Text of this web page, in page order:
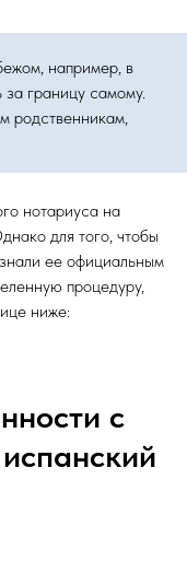
например, в
границу самому.
родственникам,
нотариуса на
для того, чтобы
ее официальным
процедуру,
ниже:
с